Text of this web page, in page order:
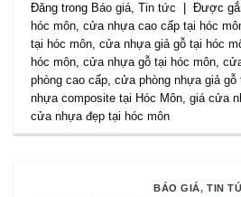
Đăng trong Báo giá,Tin tức Được
hóc môn,cửa nhựa cao cấp tại hóc
tại hóc môn,cửa nhựa giả gỗ tại hóc
hóc môn,cửa nhựa gỗ tại hóc môn,
phòng cao cấp,cửa phòng nhựa giả gỗ
nhựa composite tại Hóc Môn,giá cửa
cửa nhựa đẹp tại hóc môn
BÁO GIÁ,TIN